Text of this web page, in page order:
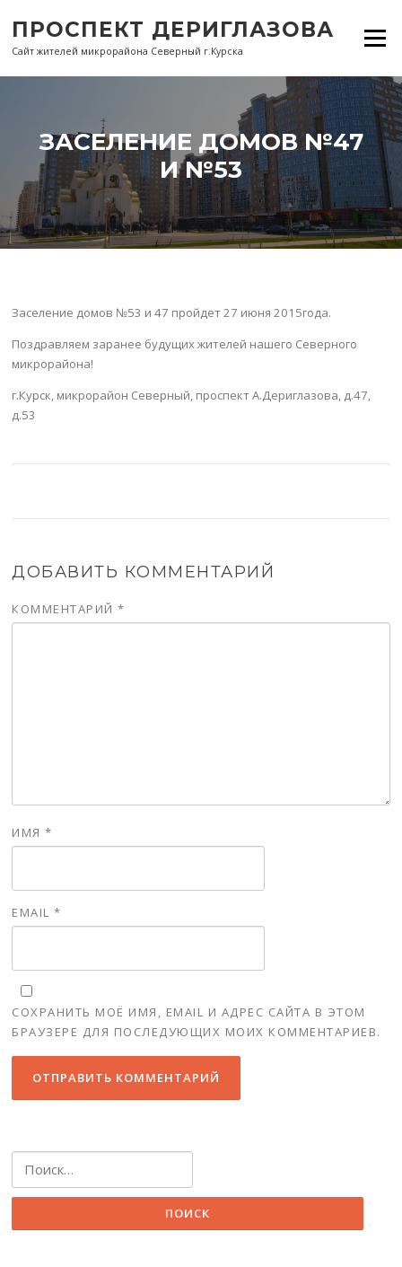
содержанию
ПРОСПЕКТ ДЕРИГЛАЗОВА
Сайт жителей микрорайона Северный г.Курска
Меню
ЗАСЕЛЕНИЕ ДОМОВ №47
И №53
Заселение домов №53 и 47 пройдет 27 июня 2015года.
Поздравляем заранее будущих жителей нашего Северного
микрорайона!
г.Курск, микрорайон Северный, проспект А.Дериглазова, д.47,
д.53
ДОБАВИТЬ КОММЕНТАРИЙ
КОММЕНТАРИЙ*
ИМЯ*
EMAIL*
СОХРАНИТЬ МОЁ ИМЯ, EMAIL И АДРЕС САЙТА В ЭТОМ
БРАУЗЕРЕ ДЛЯ ПОСЛЕДУЮЩИХ МОИХ КОММЕНТАРИЕВ.